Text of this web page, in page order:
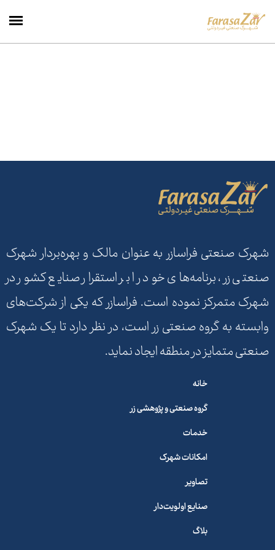
شهرک صنعتی فراسازر به عنوان مالک و بهره‌بردار شهرک
صنعتی زر، برنامه‌های خود را بر استقرار صنایع کشور در
شهرک متمرکز نموده است. فراسازر که یکی از شرکت‌های
وابسته به گروه صنعتی زر است، در نظر دارد تا یک شهرک
صنعتی متمایز در منطقه ایجاد نماید.
خانه
گروه صنعتی و پژوهشی زر
خدمات
امکانات شهرک
تصاویر
صنایع اولویت‌دار
بلاگ